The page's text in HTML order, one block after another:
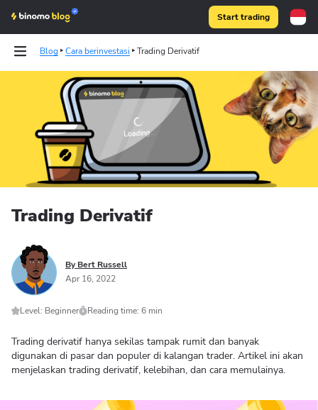
Start trading
Blog Cara berinvestasi Trading Derivatif
Binomo on Telegram
Trading Derivatif
By Bert Russell
Apr 16, 2022
Level: Beginner Reading time: 6 min
Trading derivatif hanya sekilas tampak rumit dan banyak
digunakan di pasar dan populer di kalangan trader. Artikel ini akan
menjelaskan trading derivatif, kelebihan, dan cara memulainya.